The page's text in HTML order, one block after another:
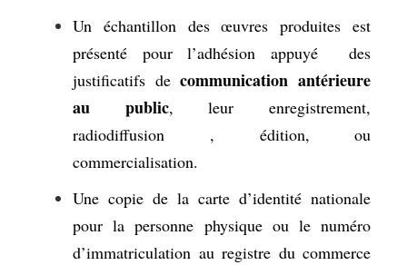
Un échantillon des œuvres produites est
présenté pour l’adhésion appuyé des
justificatifs decommunication antérieure
au public, leur enregistrement,
radiodiffusion , édition, ou
commercialisation.
Une copie de la carte d’identité nationale
pour la personne physique ou le numéro
d’immatriculation au registre du commerce